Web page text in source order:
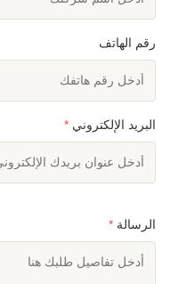
رقم الهاتف
البريد الإلكتروني *
الرسالة *